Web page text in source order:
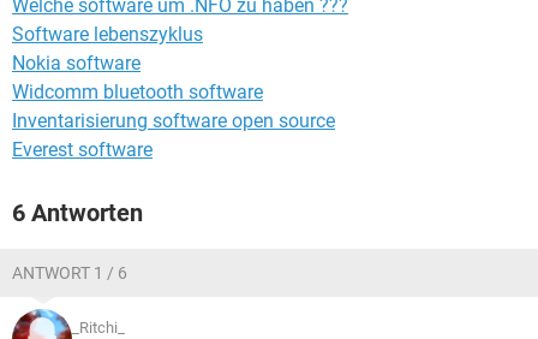
Welche software um .NFO zu haben ???
Software lebenszyklus
Nokia software
Widcomm bluetooth software
Inventarisierung software open source
Everest software
6 Antworten
ANTWORT 1 / 6
_Ritchi_